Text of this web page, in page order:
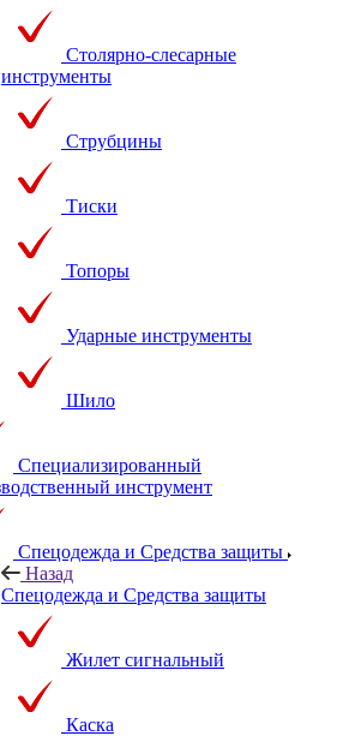
Столярно-слесарные
инструменты
Струбцины
Тиски
Топоры
Ударные инструменты
Шило
Специализированный
инструмент
Спецодежда и Средства защиты
Назад
Спецодежда и Средства защиты
Жилет сигнальный
Каска